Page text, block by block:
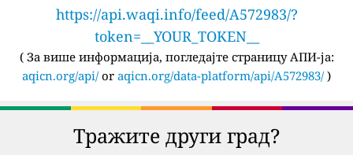
https://api.waqi.info/feed/A572983/?
token=__YOUR_TOKEN__
( За више информација, погледајте страницу АПИ-ја:
aqicn.org/api/or aqicn.org/data-platform/api/A572983/)
Тражите други град?